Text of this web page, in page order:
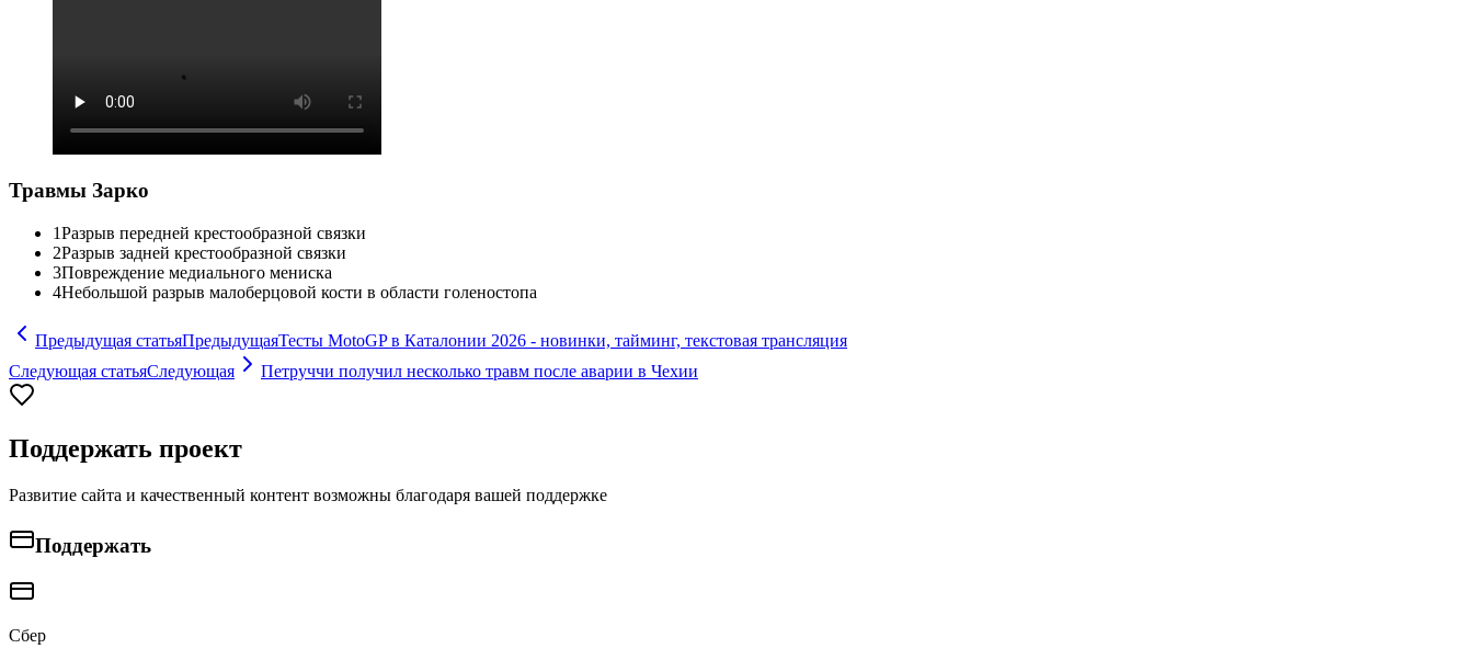
Травмы Зарко
1Разрыв передней крестообразной связки
2Разрыв задней крестообразной связки
3Повреждение медиального мениска
4Небольшой разрыв малоберцовой кости в области голеностопа
Предыдущая статьяПредыдущаяТесты MotoGP в Каталонии 2026 - новинки, тайминг, текстовая трансляция
Следующая статьяСледующая Петруччи получил несколько травм после аварии в Чехии
Поддержать проект
Развитие сайта и качественный контент возможны благодаря вашей поддержке
Поддержать
Сбер